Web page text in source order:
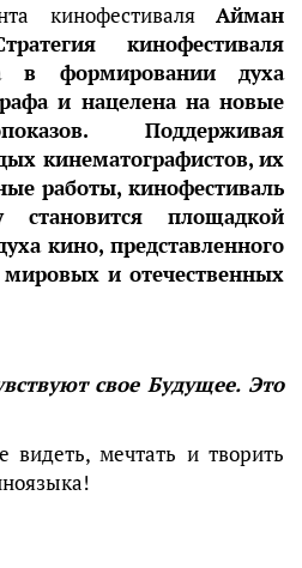
кинофестиваля Айман
кинофестиваля
в формировании духа
и нацелена на новые
Поддерживая
кинематографистов, их
работы, кинофестиваль
становится площадкой
кино, представленного
и отечественных
свое Будущее. Это
видеть, мечтать и творить